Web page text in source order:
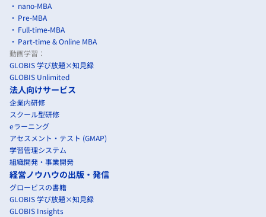
nano-MBA
Pre-MBA
Full-time-MBA
Part-time & Online MBA
動画学習：
GLOBIS 学び放題×知見録
GLOBIS Unlimited
法人向けサービス
企業内研修
スクール型研修
eラーニング
アセスメント・テスト (GMAP)
学習管理システム
組織開発・事業開発
経営ノウハウの出版・発信
グロービスの書籍
GLOBIS 学び放題×知見録
GLOBIS Insights